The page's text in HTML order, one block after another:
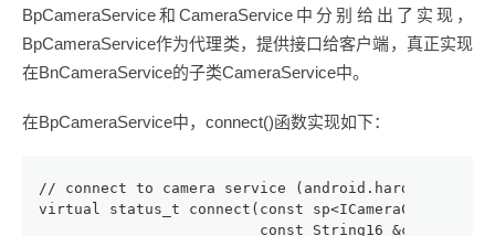
BpCameraService和CameraService中分别给出了实现，
BpCameraService作为代理类，提供接口给客户端，真正实现
在BnCameraService的子类CameraService中。
在BpCameraService中，connect()函数实现如下：
// connect to camera service
virtual status_t connect(const sp<ICameraClient>&
const String16